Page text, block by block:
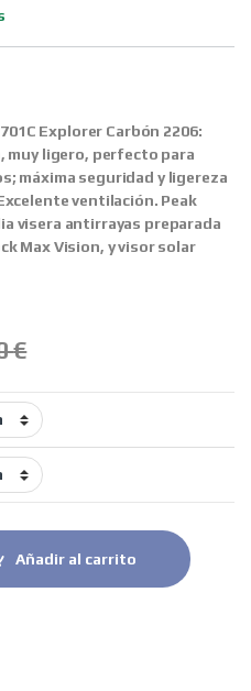
Explorer Carbón 2206:
muy ligero, perfecto para
máxima seguridad y ligereza
ventilación. Peak
visera antirrayas preparada
Max Vision, y visor solar
€
Explorer Carbon 2206
Añadir al carrito